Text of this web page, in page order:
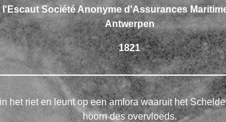
Société Anonyme d'Assurances
Antwerpen
1821
het riet en leunt op een amfora waaruit het
hoorn des overvloeds.